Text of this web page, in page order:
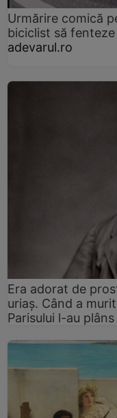
Urmărire comică
biciclist să
adevarul.ro
Era adorat de
uriaș. Când a
Parisului l-au plâns